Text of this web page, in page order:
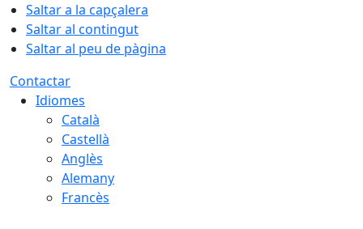
Saltar a la capçalera
Saltar al contingut
Saltar al peu de pàgina
Contactar
Idiomes
Català
Castellà
Anglès
Alemany
Francès